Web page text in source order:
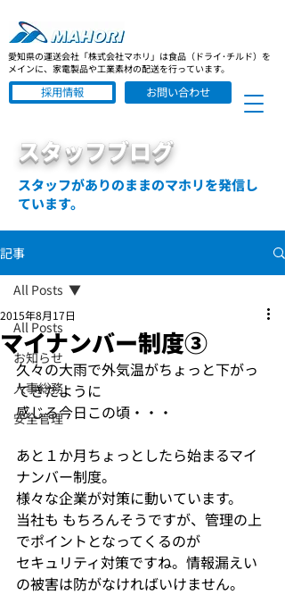
採用情報 お問い合わせ
愛知県の運送会社「株式会社マホリ」は食品（ドライ･チルド）を
メインに、家電製品や工業素材の配送を行っています。
スタッフブログ
スタッフがありのままのマホリを発信し
ています。
記事
All Posts
お知らせ
人事総務
安全管理
All Posts
マイナンバー制度③
2015年8月17日
久々の大雨で外気温がちょっと下がっ
てきたように
感じる今日この頃・・・
あと１か月ちょっとしたら始まるマイ
ナンバー制度。
様々な企業が対策に動いています。
当社も もちろんそうですが、管理の上
でポイントとなってくるのが
セキュリティ対策ですね。情報漏えい
の被害は防がなければいけません。